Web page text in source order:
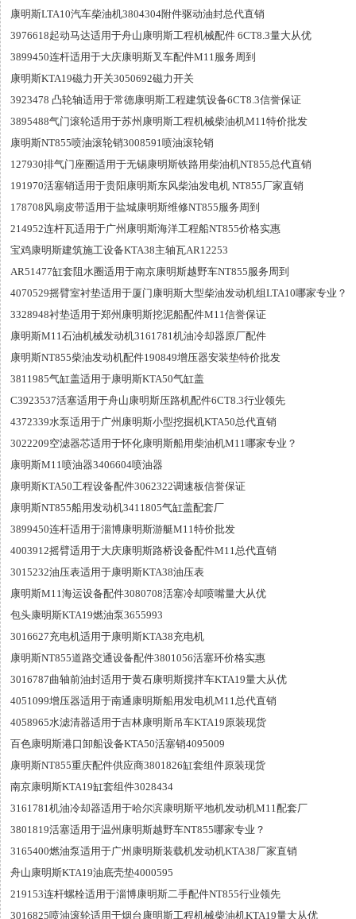
康明斯LTA10汽车柴油机3804304附件驱动油封总代直销
3976618起动马达适用于舟山康明斯工程机械配件 6CT8.3量大从优
3899450连杆适用于大庆康明斯叉车配件M11服务周到
康明斯KTA19磁力开关3050692磁力开关
3923478 凸轮轴适用于常德康明斯工程建筑设备6CT8.3信誉保证
3895488气门滚轮适用于苏州康明斯工程机械柴油机M11特价批发
康明斯NT855喷油滚轮销3008591喷油滚轮销
127930排气门座圈适用于无锡康明斯铁路用柴油机NT855总代直销
191970活塞销适用于贵阳康明斯东风柴油发电机 NT855厂家直销
178708风扇皮带适用于盐城康明斯维修NT855服务周到
214952连杆瓦适用于广州康明斯海洋工程船NT855价格实惠
宝鸡康明斯建筑施工设备KTA38主轴瓦AR12253
AR51477缸套阻水圈适用于南京康明斯越野车NT855服务周到
4070529摇臂室衬垫适用于厦门康明斯大型柴油发动机组LTA10哪家专业？
3328948衬垫适用于郑州康明斯挖泥船配件M11信誉保证
康明斯M11石油机械发动机3161781机油冷却器原厂配件
康明斯NT855柴油发动机配件190849增压器安装垫特价批发
3811985气缸盖适用于康明斯KTA50气缸盖
C3923537活塞适用于舟山康明斯压路机配件6CT8.3行业领先
4372339水泵适用于广州康明斯小型挖掘机KTA50总代直销
3022209空滤器芯适用于怀化康明斯船用柴油机M11哪家专业？
康明斯M11喷油器3406604喷油器
康明斯KTA50工程设备配件3062322调速板信誉保证
康明斯NT855船用发动机3411805气缸盖配套厂
3899450连杆适用于淄博康明斯游艇M11特价批发
4003912摇臂适用于大庆康明斯路桥设备配件M11总代直销
3015232油压表适用于康明斯KTA38油压表
康明斯M11海运设备配件3080708活塞冷却喷嘴量大从优
包头康明斯KTA19燃油泵3655993
3016627充电机适用于康明斯KTA38充电机
康明斯NT855道路交通设备配件3801056活塞环价格实惠
3016787曲轴前油封适用于黄石康明斯搅拌车KTA19量大从优
4051099增压器适用于南通康明斯船用发电机M11总代直销
4058965水滤清器适用于吉林康明斯吊车KTA19原装现货
百色康明斯港口卸船设备KTA50活塞销4095009
康明斯NT855重庆配件供应商3801826缸套组件原装现货
南京康明斯KTA19缸套组件3028434
3161781机油冷却器适用于哈尔滨康明斯平地机发动机M11配套厂
3801819活塞适用于温州康明斯越野车NT855哪家专业？
3165400燃油泵适用于广州康明斯装载机发动机KTA38厂家直销
舟山康明斯KTA19油底壳垫4000595
219153连杆螺栓适用于淄博康明斯二手配件NT855行业领先
3016825喷油滚轮适用于烟台康明斯工程机械柴油机KTA19量大从优